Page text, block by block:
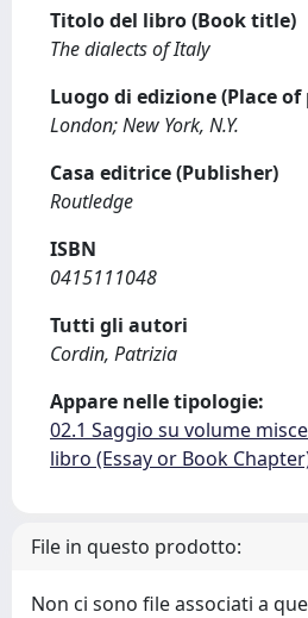
Titolo del libro (Book title)
The dialects of Italy
Luogo di edizione (Place
London; New York, N.Y.
Casa editrice (Publisher)
Routledge
ISBN
0415111048
Tutti gli autori
Cordin, Patrizia
Appare nelle tipologie:
02.1 Saggio su volume
libro (Essay or Book
File in questo prodotto:
Non ci sono file associati a